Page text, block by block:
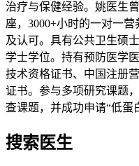
治疗与保健经验。姚医生
座，3000+小时的一对一
及认可。具有公共卫生硕
学士学位。持有预防医学
技术资格证书、中国注册
证书。参与多项研究课题
查课题，并成功申请“低蛋
搜索医生